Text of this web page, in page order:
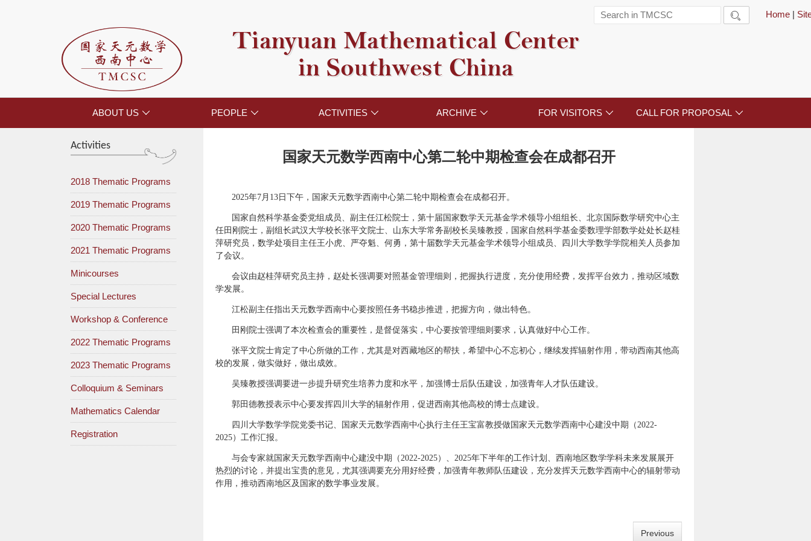
Home |

Tianyuan Mathematical Center
in Southwest China
ABOUT US  PEOPLE  ACTIVITIES  ARCHIVE  FOR VISITORS  CALL FOR PROPOSAL 
Activities
2018 Thematic Programs
2019 Thematic Programs
2020 Thematic Programs
2021 Thematic Programs
Minicourses
Special Lectures
Workshop & Conference
2022 Thematic Programs
2023 Thematic Programs
Colloquium & Seminars
Mathematics Calendar
Registration
国家天元数学西南中心第二轮中期检查会在成都召开
2025年7月13日下午，国家天元数学西南中心第二轮中期检查会在成都召开。
国家自然科学基金委党组成员、副主任江松院士，第十届国家数学天元基金学术领导小组组长、北京国际数学研究中心主
任田刚院士，副组长武汉大学校长张平文院士、山东大学常务副校长吴臻教授，国家自然科学基金委数理学部数学处处长赵桂
萍研究员，数学处项目主任王小虎、严夺魁、何勇，第十届数学天元基金学术领导小组成员、四川大学数学学院相关人员参加
了会议。
会议由赵桂萍研究员主持，赵处长强调要对照基金管理细则，把握执行进度，充分使用经费，发挥平台效力，推动区域数
学发展。
江松副主任指出天元数学西南中心要按照任务书稳步推进，把握方向，做出特色。
田刚院士强调了本次检查会的重要性，是督促落实，中心要按管理细则要求，认真做好中心工作。
张平文院士肯定了中心所做的工作，尤其是对西藏地区的帮扶，希望中心不忘初心，继续发挥辐射作用，带动西南其他高
校的发展，做实做好，做出成效。
吴臻教授强调要进一步提升研究生培养力度和水平，加强博士后队伍建设，加强青年人才队伍建设。
郭田德教授表示中心要发挥四川大学的辐射作用，促进西南其他高校的博士点建设。
四川大学数学学院党委书记、国家天元数学西南中心执行主任王宝富教授做国家天元数学西南中心建没中期（2022-
2025）工作汇报。
与会专家就国家天元数学西南中心建没中期（2022-2025）、2025年下半年的工作计划、西南地区数学学科未来发展展开
热烈的讨论，并提出宝贵的意见，尤其强调要充分用好经费，加强青年教师队伍建设，充分发挥天元数学西南中心的辐射带动
作用，推动西南地区及国家的数学事业发展。
Previous